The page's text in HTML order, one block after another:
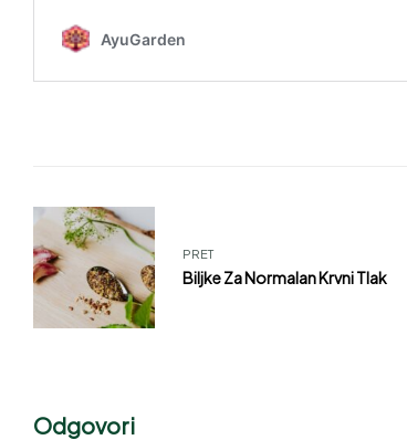
PRET
Biljke Za Normalan Krvni Tlak
Odgovori